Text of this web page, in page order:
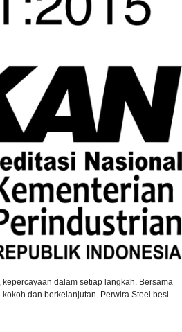
dalam setiap langkah. Bersama
dan berkelanjutan. Perwira Steel besi